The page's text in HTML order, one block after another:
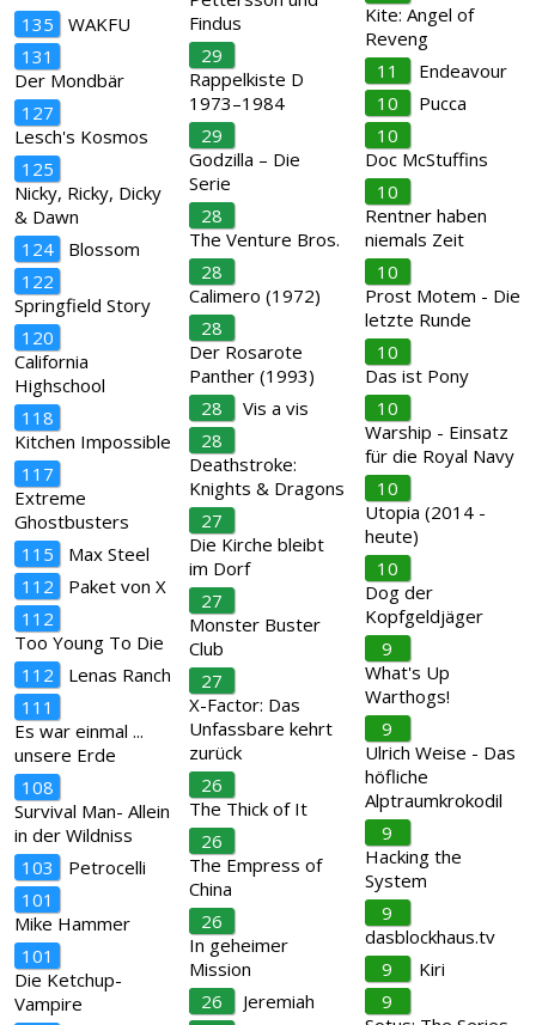
135
WAKFU
131
Der Mondbär
127
Lesch's Kosmos
125
Nicky, Ricky, Dicky
& Dawn
124
Blossom
122
Springfield Story
120
California
Highschool
118
Kitchen Impossible
117
Extreme
Ghostbusters
115
Max Steel
112
Paket von X
112
Too Young To Die
112
Lenas Ranch
111
Es war einmal ...
unsere Erde
108
Survival Man- Allein
in der Wildniss
103
Petrocelli
101
Mike Hammer
101
Die Ketchup-
Vampire
Findus
29
Rappelkiste D
1973–1984
29
Godzilla – Die
Serie
28
The Venture Bros.
28
Calimero (1972)
28
Der Rosarote
Panther (1993)
28
Vis a vis
28
Deathstroke:
Knights & Dragons
27
Die Kirche bleibt
im Dorf
27
Monster Buster
Club
27
X-Factor: Das
Unfassbare kehrt
zurück
26
The Thick of It
26
The Empress of
China
26
In geheimer
Mission
26
Jeremiah
Kite: Angel of
Reveng
11
Endeavour
10
Pucca
10
Doc McStuffins
10
Rentner haben
niemals Zeit
10
Prost Motem - Die
letzte Runde
10
Das ist Pony
10
Warship - Einsatz
für die Royal Navy
10
Utopia (2014 -
heute)
10
Dog der
Kopfgeldjäger
9
What's Up
Warthogs!
9
Ulrich Weise - Das
höfliche
Alptraumkrokodil
9
Hacking the
System
9
dasblockhaus.tv
9
Kiri
9